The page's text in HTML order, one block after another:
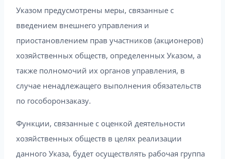
Указом предусмотрены меры, связанные с
введением внешнего управления и
приостановлением прав участников (акционеров)
хозяйственных обществ, определенных Указом, а
также полномочий их органов управления, в
случае ненадлежащего выполнения обязательств
по гособоронзаказу.
Функции, связанные с оценкой деятельности
хозяйственных обществ в целях реализации
данного Указа, будет осуществлять рабочая группа